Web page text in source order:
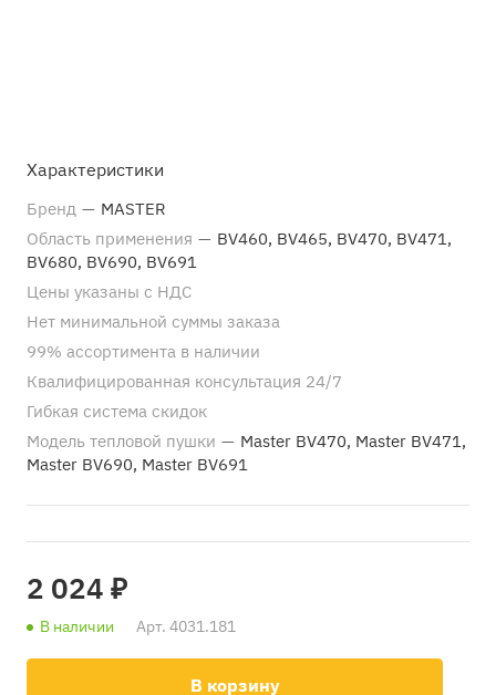
Характеристики
Бренд — MASTER
Область применения — BV460, BV465, BV470, BV471,
BV680, BV690, BV691
Цены указаны с НДС
Нет минимальной суммы заказа
99% ассортимента в наличии
Квалифицированная консультация 24/7
Гибкая система скидок
Модель тепловой пушки — Master BV470, Master BV471,
Master BV690, Master BV691
2 024 ₽
В наличии Арт. 4031.181
В корзину